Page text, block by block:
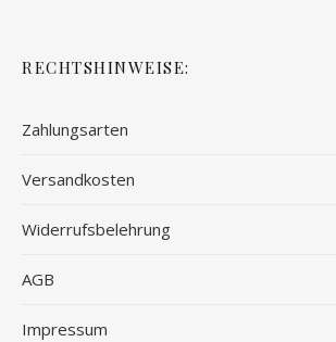
RECHTSHINWEISE:
Zahlungsarten
Versandkosten
Widerrufsbelehrung
AGB
Impressum